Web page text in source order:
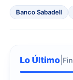
Banco Sabadell
Lo Último